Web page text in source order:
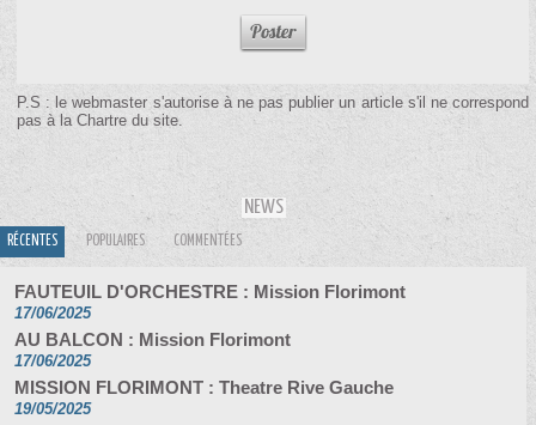
P.S : le webmaster s'autorise à ne pas publier un article s'il ne correspond
pas à la Chartre du site.
NEWS
RÉCENTES POPULAIRES COMMENTÉES
FAUTEUIL D'ORCHESTRE : Mission Florimont
17/06/2025
AU BALCON : Mission Florimont
17/06/2025
MISSION FLORIMONT : Theatre Rive Gauche
19/05/2025